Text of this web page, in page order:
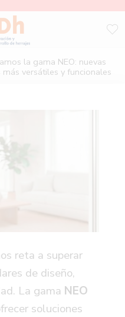
la gama NEO: nuevas
versátiles y funcionales
reta a superar
de diseño,
La gama NEO
soluciones